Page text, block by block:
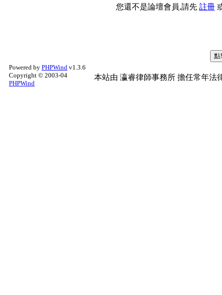
您還不是論壇會員,請先 註冊
Powered by PHPWind v1.3.6
Copyright © 2003-04
PHPWind
本站由 瀛睿律師事務所 擔任常年法